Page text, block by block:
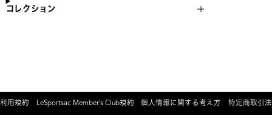
コレクション
利用規約 LeSportsac Member’s Club規約 個人情報に関する考え方 特定商取引